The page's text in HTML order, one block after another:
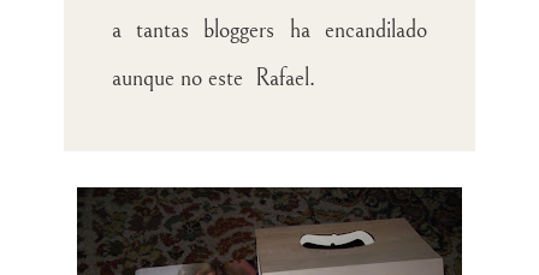
a tantas bloggers ha encandilado
aunque no este Rafael.